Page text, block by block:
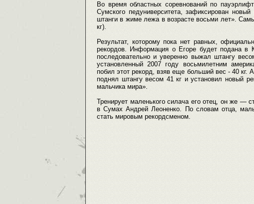
Во время областных соревнований по
Сумского педуниверситета, зафиксирован
штанги в жиме лежа в возрасте восьми лет».
кг).
Результат, которому пока нет равных,
рекордов. Информация о Егоре будет подана в
последовательно и уверенно выжал штангу
установленный 2007 году восьмилетним
побил этот рекорд, взяв еще больший вес - 40
поднял штангу весом 41 кг и установил новый
мальчика мира».
Тренирует маленького силача его отец, он же —
в Сумах Андрей Леоненко. По словам отца,
стать мировым рекордсменом.